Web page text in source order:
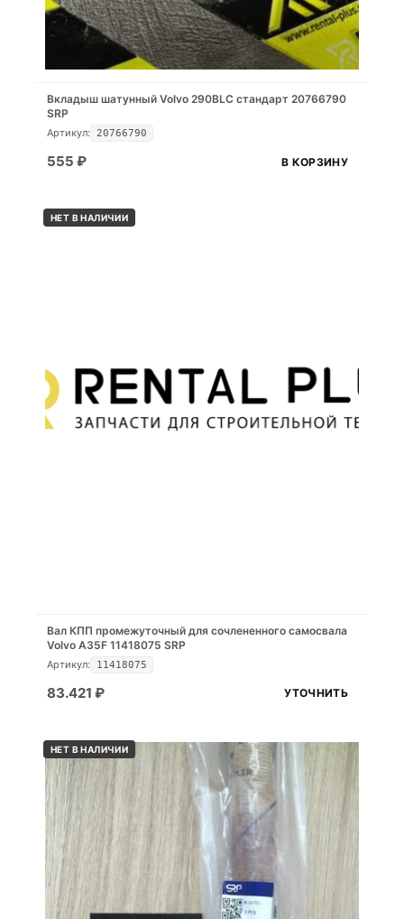
Вкладыш шатунный Volvo 290BLC стандарт 20766790
SRP
Артикул: 20766790
555 ₽ В КОРЗИНУ
НЕТ В НАЛИЧИИ
Вал КПП промежуточный для сочлененного самосвала
Volvo A35F 11418075 SRP
Артикул: 11418075
83.421 ₽ УТОЧНИТЬ
НЕТ В НАЛИЧИИ